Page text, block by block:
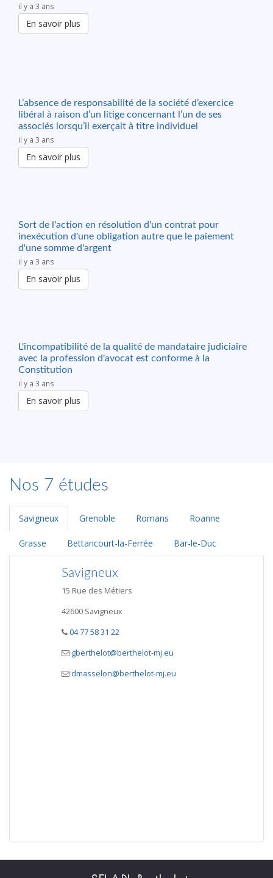
il y a 3 ans
En savoir plus
L’absence de responsabilité de la société d’exercice
libéral à raison d’un litige concernant l’un de ses
associés lorsqu’il exerçait à titre individuel
il y a 3 ans
En savoir plus
Sort de l'action en résolution d'un contrat pour
inexécution d'une obligation autre que le paiement
d'une somme d'argent
il y a 3 ans
En savoir plus
L'incompatibilité de la qualité de mandataire judiciaire
avec la profession d'avocat est conforme à la
Constitution
il y a 3 ans
En savoir plus
Nos 7 études
Savigneux Grenoble Romans Roanne
Grasse Bettancourt-la-Ferrée Bar-le-Duc
Savigneux
15 Rue des Métiers
42600 Savigneux
04 77 58 31 22
gberthelot@berthelot-mj.eu
dmasselon@berthelot-mj.eu